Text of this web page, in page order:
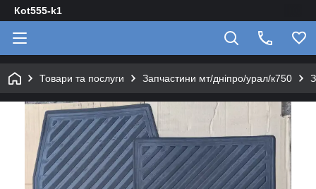
Кot555-k1
Товари та послуги Запчастини мт/дніпро/урал/к750